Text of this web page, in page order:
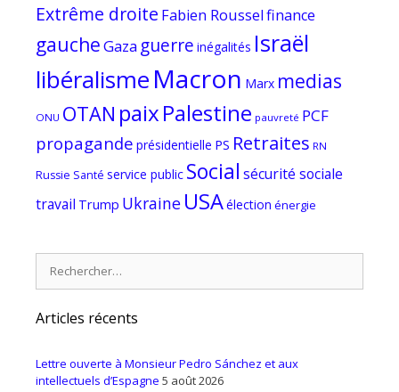
Extrême droite Fabien Rousselfinance
gaucheGaza guerre inégalités Israël
libéralismeMacron Marx medias
ONU OTAN paixPalestine pauvreté PCF
propagande présidentielle PS Retraites RN
Russie Santé service public Social sécurité sociale
travail Trump Ukraine USAélection énergie
Articles récents
Lettre ouverte à Monsieur Pedro Sánchez et aux
intellectuels d’Espagne 5 août 2026